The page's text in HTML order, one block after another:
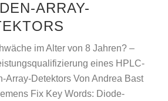
ARRAY-
im Alter von 8 Jahren? –
eines HPLC-
Array-Detektors Von Andrea Bast
Fix Key Words: Diode-